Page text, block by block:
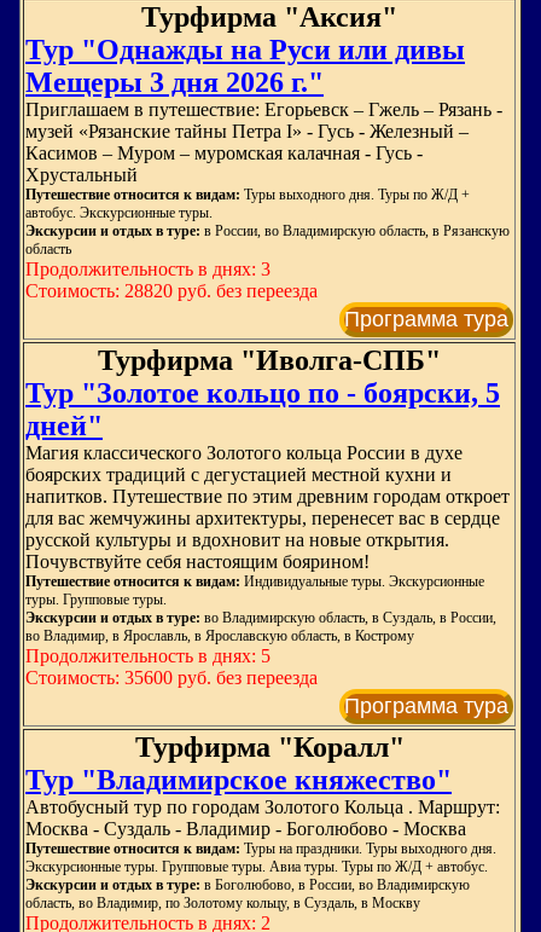
Турфирма "Аксия"
Тур "Однажды на Руси или дивы
Мещеры 3 дня 2026 г."
Приглашаем в путешествие: Егорьевск – Гжель – Рязань -
музей «Рязанские тайны Петра I» - Гусь - Железный –
Касимов – Муром – муромская калачная - Гусь -
Хрустальный
Путешествие относится к видам: Туры выходного дня. Туры по Ж/Д +
автобус. Экскурсионные туры.
Экскурсии и отдых в туре: в России, во Владимирскую область, в Рязанскую
область
Продолжительность в днях: 3
Стоимость: 28820 руб. без переезда
Программа тура
Турфирма "Иволга-СПБ"
Тур "Золотое кольцо по - боярски, 5
дней"
Магия классического Золотого кольца России в духе
боярских традиций с дегустацией местной кухни и
напитков. Путешествие по этим древним городам откроет
для вас жемчужины архитектуры, перенесет вас в сердце
русской культуры и вдохновит на новые открытия.
Почувствуйте себя настоящим боярином!
Путешествие относится к видам: Индивидуальные туры. Экскурсионные
туры. Групповые туры.
Экскурсии и отдых в туре: во Владимирскую область, в Суздаль, в России,
во Владимир, в Ярославль, в Ярославскую область, в Кострому
Продолжительность в днях: 5
Стоимость: 35600 руб. без переезда
Программа тура
Турфирма "Коралл"
Тур "Владимирское княжество"
Автобусный тур по городам Золотого Кольца . Маршрут:
Москва - Суздаль - Владимир - Боголюбово - Москва
Путешествие относится к видам: Туры на праздники. Туры выходного дня.
Экскурсионные туры. Групповые туры. Авиа туры. Туры по Ж/Д + автобус.
Экскурсии и отдых в туре: в Боголюбово, в России, во Владимирскую
область, во Владимир, по Золотому кольцу, в Суздаль, в Москву
Продолжительность в днях: 2